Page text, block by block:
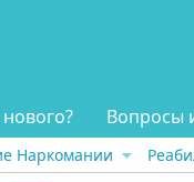
Вопросы
Наркомании